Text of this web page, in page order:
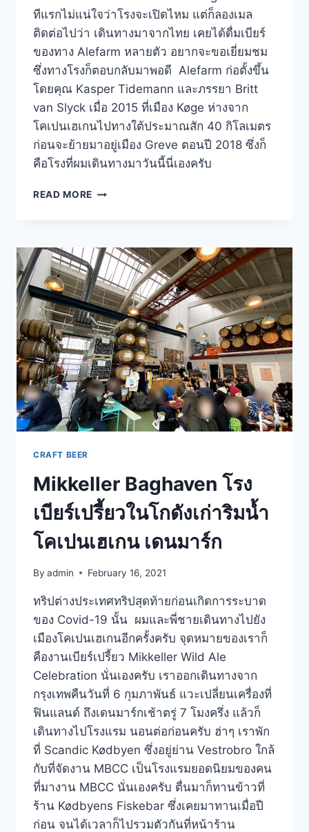
ทีแรกไม่แน่ใจว่าโรงจะเปิดไหม แต่ก็ลองเมล
ติดต่อไปว่า เดินทางมาจากไทย เคยได้ดื่มเบียร์
ของทาง Alefarm หลายตัว อยากจะขอเยี่ยมชม
ซึ่งทางโรงก็ตอบกลับมาพอดี Alefarm ก่อตั้งขึ้น
โดยคุณ Kasper Tidemann และภรรยา Britt
van Slyck เมื่อ 2015 ที่เมือง Køge ห่างจาก
โคเปนเฮเกนไปทางใต้ประมาณสัก 40 กิโลเมตร
ก่อนจะย้ายมาอยู่เมือง Greve ตอนปี 2018 ซึ่งก็
คือโรงที่ผมเดินทางมาวันนี้นี่เองครับ
READ MORE ALE
โรง
คราฟท์
เบียร์
ชานเมือง
COPENHAGEN
DENMARK
CRAFT BEER
Mikkeller Baghaven โรง
เบียร์เปรี้ยวในโกดังเก่าริมน้ำ
โคเปนเฮเกน เดนมาร์ก
By admin February 16, 2021
ทริปต่างประเทศทริปสุดท้ายก่อนเกิดการระบาด
ของ Covid-19 นั้น ผมและพี่ชายเดินทางไปยัง
เมืองโคเปนเฮเกนอีกครั้งครับ จุดหมายของเราก็
คืองานเบียร์เปรี้ยว Mikkeller Wild Ale
Celebration นั่นเองครับ เราออกเดินทางจาก
กรุงเทพคืนวันที่ 6 กุมภาพันธ์ แวะเปลี่ยนเครื่องที่
ฟินแลนด์ ถึงเดนมาร์กเช้าตรู่ 7 โมงครึ่ง แล้วก็
เดินทางไปโรงแรม นอนต่อก่อนครับ ฮ่าๆ เราพัก
ที่ Scandic Kødbyen ซึ่งอยู่ย่าน Vestrobro ใกล้
กับที่จัดงาน MBCC เป็นโรงแรมยอดนิยมของคน
ที่มางาน MBCC นั่นเองครับ ตื่นมาก็ทานข้าวที่
ร้าน Kødbyens Fiskebar ซึ่งเคยมาทานเมื่อปี
ก่อน จนได้เวลาก็ไปรวมตัวกันที่หน้าร้าน